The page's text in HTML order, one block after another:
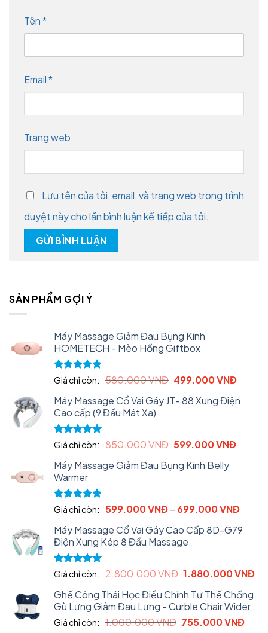
Tên*
Email*
Trang web
Lưu tên của tôi, email, và trang web trong trình
duyệt này cho lần bình luận kế tiếp của tôi.
SẢN PHẨM GỢI Ý
Máy Massage Giảm Đau Bụng Kinh
HOMETECH - Mèo Hồng Giftbox
Rated5.00
Giá chỉ còn: 580.000VNĐ Original
was:
499.000VNĐ
is:
Máy Massage Cổ Vai Gáy JT- 88 Xung Điện
Cao cấp (9 Đầu Mát Xa)
Rated5.00
Giá chỉ còn: 850.000VNĐ Original
was:
599.000VNĐ
Máy Massage Giảm Đau Bụng Kinh Belly
Warmer
Rated5.00
Giá chỉ còn: 599.000VNĐ– 699.000VNĐ
Máy Massage Cổ Vai Gáy Cao Cấp 8D-G79
Điện Xung Kép 8 Đầu Massage
Rated5.00
Giá chỉ còn: 2.800.000VNĐ Original
was:
2.800.000 VNĐ.
1.880.000VNĐ
Ghế Công Thái Học Điều Chỉnh Tư Thế Chống
Gù Lưng Giảm Đau Lưng - Curble Chair Wider
Giá chỉ còn: 1.000.000VNĐ Original
755.000VNĐ